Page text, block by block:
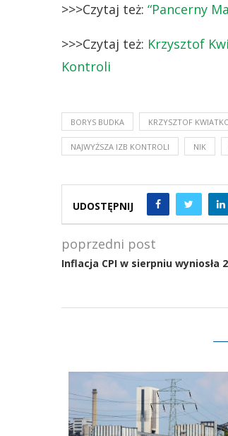
>>>Czytaj też: “Pancerny
>>>Czytaj też: Krzysztof
Kontroli
BORYS BUDKA KRZYSZTOF
NAJWYŻSZA IZB KONTROLI NIK
UDOSTĘPNIJ
poprzedni post
Inflacja CPI w sierpniu wyniosła